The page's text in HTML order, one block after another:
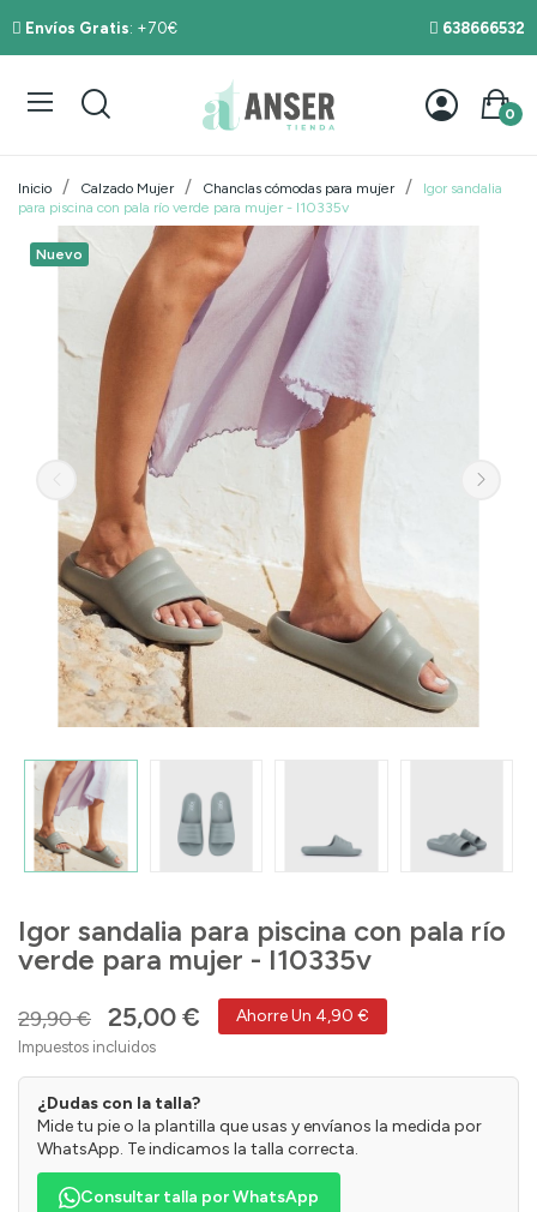
Envíos Gratis: +70€ 638666532
0
Inicio Calzado Mujer Chanclas cómodas para mujer
Igor sandalia
para piscina con pala río verde para mujer - I10335v
Nuevo
Igor sandalia para piscina con pala río
verde para mujer - I10335v
29,90 € 25,00 € Ahorre Un 4,90 €
Impuestos incluidos
¿Dudas con la talla?
Mide tu pie o la plantilla que usas y envíanos la medida por
WhatsApp. Te indicamos la talla correcta.
Consultar talla por WhatsApp